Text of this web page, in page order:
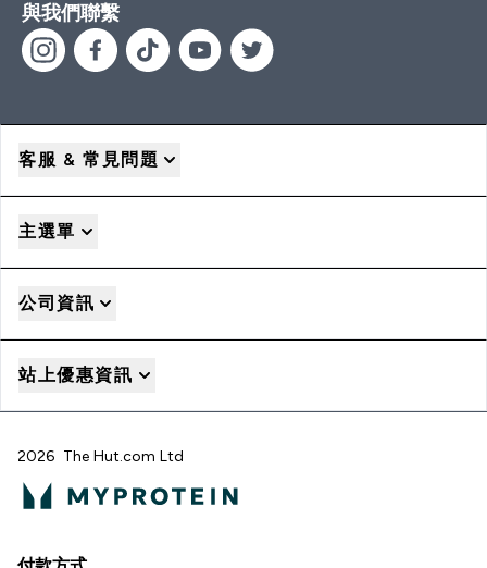
與我們聯繫
客服 & 常見問題
主選單
公司資訊
站上優惠資訊
2026 The Hut.com Ltd